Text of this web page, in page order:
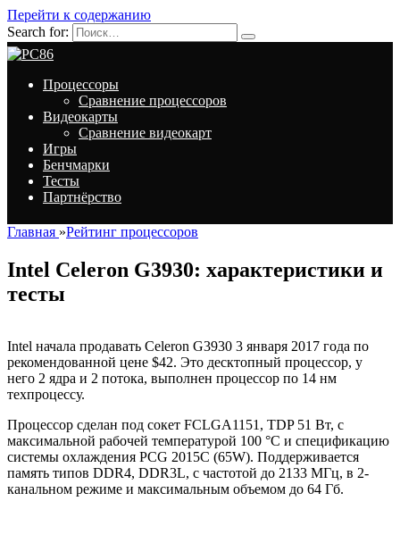
Перейти к содержанию
Search for:
Процессоры
Сравнение процессоров
Видеокарты
Сравнение видеокарт
Игры
Бенчмарки
Тесты
Партнёрство
Главная »Рейтинг процессоров
Intel Celeron G3930: характеристики и
тесты
Intel начала продавать Celeron G3930 3 января 2017 года по
рекомендованной цене $42. Это десктопный процессор, у
него 2 ядра и 2 потока, выполнен процессор по 14 нм
техпроцессу.
Процессор сделан под сокет FCLGA1151, TDP 51 Вт, с
максимальной рабочей температурой 100 °C и спецификацию
системы охлаждения PCG 2015C (65W). Поддерживается
память типов DDR4, DDR3L, с частотой до 2133 МГц, в 2-
канальном режиме и максимальным объемом до 64 Гб.